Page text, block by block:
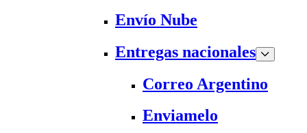
Envío Nube
Entregas nacionales
Correo Argentino
Enviamelo